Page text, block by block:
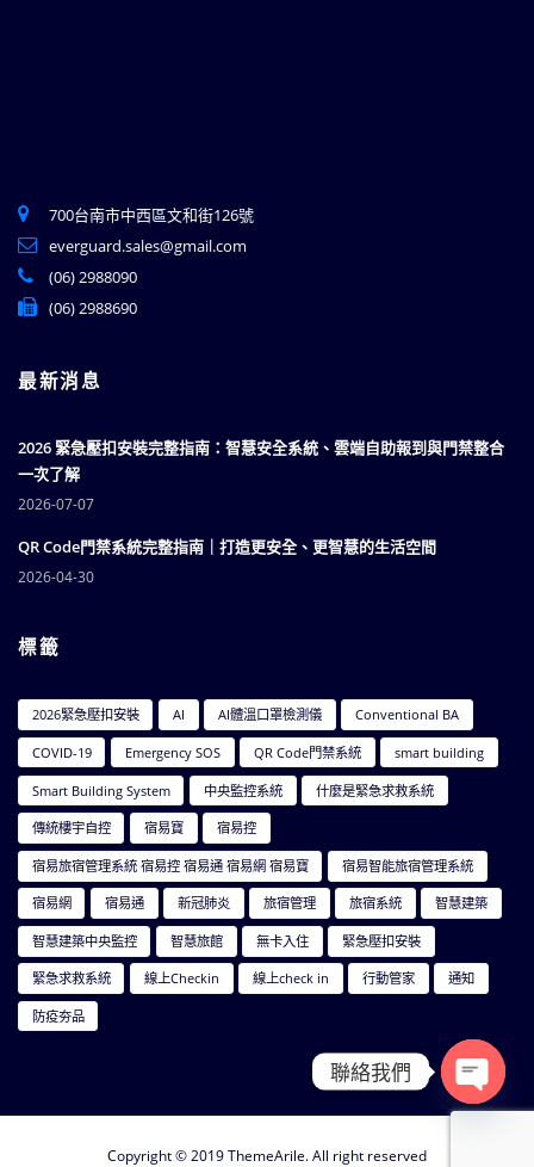
700台南市中西區文和街126號
everguard.sales@gmail.com
(06) 2988090
(06) 2988690
最新消息
2026 緊急壓扣安裝完整指南：智慧安全系統、雲端自助報到與門禁整合
一次了解
2026-07-07
QR Code門禁系統完整指南｜打造更安全、更智慧的生活空間
2026-04-30
標籤
2026緊急壓扣安裝 AI AI體溫口罩檢測儀 Conventional BA
COVID-19 Emergency SOS QR Code門禁系統 smart building
Smart Building System 中央監控系統 什麼是緊急求救系統
傳統樓宇自控 宿易寶 宿易控
宿易旅宿管理系統 宿易控 宿易通 宿易網 宿易寶 宿易智能旅宿管理系統
宿易網 宿易通 新冠肺炎 旅宿管理 旅宿系統 智慧建築
智慧建築中央監控 智慧旅館 無卡入住 緊急壓扣安裝
緊急求救系統 線上Checkin 線上check in 行動管家 通知
防疫夯品
Copyright © 2019ThemeArile. All right reserved
聯絡我們
Open